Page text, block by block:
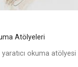
Atölyeleri
yaratıcı okuma atölyesi